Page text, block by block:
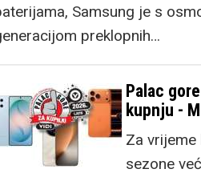
Samsung je s
preklopnih…
Palac
kupnju -
Za vrijeme
sezone